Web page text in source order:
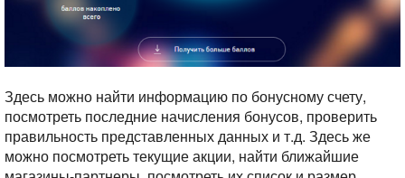
Здесь можно найти информацию по бонусному счету,
посмотреть последние начисления бонусов, проверить
правильность представленных данных и т.д. Здесь же
можно посмотреть текущие акции, найти ближайшие